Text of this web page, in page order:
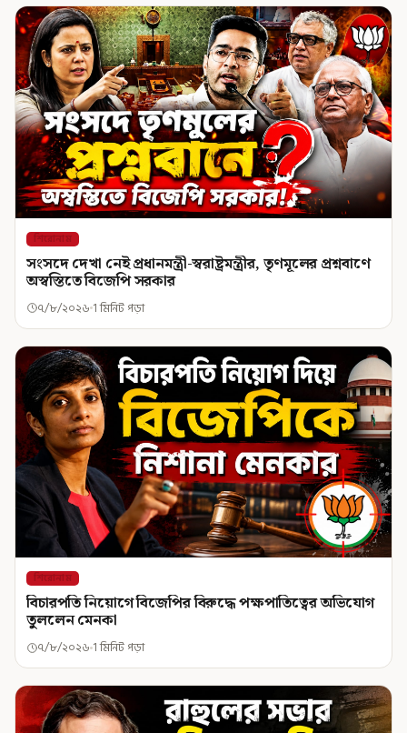
শিরোনাম
সংসদে দেখা নেই প্রধানমন্ত্রী-স্বরাষ্ট্রমন্ত্রীর, তৃণমূলের প্রশ্নবাণে
অস্বস্তিতে বিজেপি সরকার
৭/৮/২০২৬ 1 মিনিট পড়া
শিরোনাম
বিচারপতি নিয়োগে বিজেপির বিরুদ্ধে পক্ষপাতিত্বের অভিযোগ
তুললেন মেনকা
৭/৮/২০২৬ 1 মিনিট পড়া